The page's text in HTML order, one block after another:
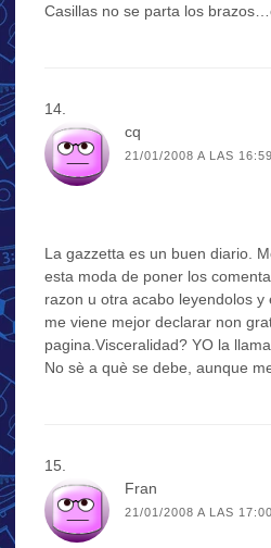
Casillas no se parta los
cq
21/01/2008 A LAS 16:59
La gazzetta es un buen diario.
esta moda de poner los
razon u otra acabo leyendolos y
me viene mejor declarar non
pagina.Visceralidad? YO la
No sè a què se debe, aunque
Fran
21/01/2008 A LAS 17:00